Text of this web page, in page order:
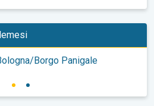
Borgo Panigale